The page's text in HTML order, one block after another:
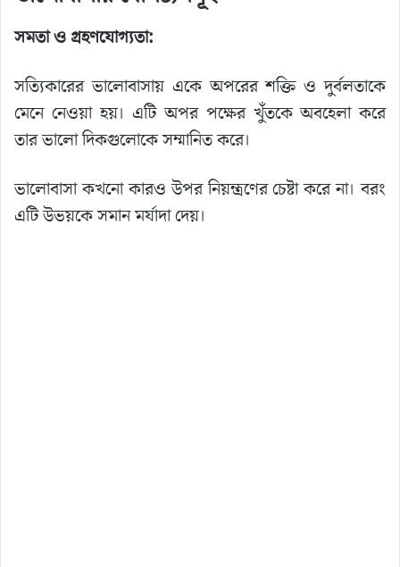
সমতা ও গ্রহণযোগ্যতা:
সত্যিকারের ভালোবাসায় একে অপরের শক্তি ও দুর্বলতাকে
মেনে নেওয়া হয়। এটি অপর পক্ষের খুঁতকে অবহেলা করে
তার ভালো দিকগুলোকে সম্মানিত করে।
ভালোবাসা কখনো কারও উপর নিয়ন্ত্রণের চেষ্টা করে না। বরং
এটি উভয়কে সমান মর্যাদা দেয়।